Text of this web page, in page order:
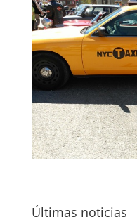
Últimas noticias